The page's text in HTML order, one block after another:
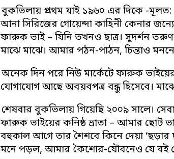
বুকভিলায় প্রথম যাই ১৯৬০ এর দিকে -মূলত:
আনা সিরিজের গোয়েন্দা কাহিনী কেনার
ফারুক ভাই – যিনি তখনও ছাত্র। সুদর্শন
মাঝে মাঝে। আমার পঠন-পাঠন, চিন্তাও
অনেক দিন পরে নিউ মার্কেটে ফারুক
যোগাযোগ আছে অবয়বপত্র বন্ধু হিসেবে।
শেষবার বুকভিলায় গিয়েছি ২০০৯ সালে।
ফারুক ভাইয়ের কনিষ্ঠ ভ্রাতা – আমার ছোট
বহুকাল আগে তার শৈশবে কিনে দেয়া
মনে পড়ল, আমার কৈশোর-যৌবনেও যে বই